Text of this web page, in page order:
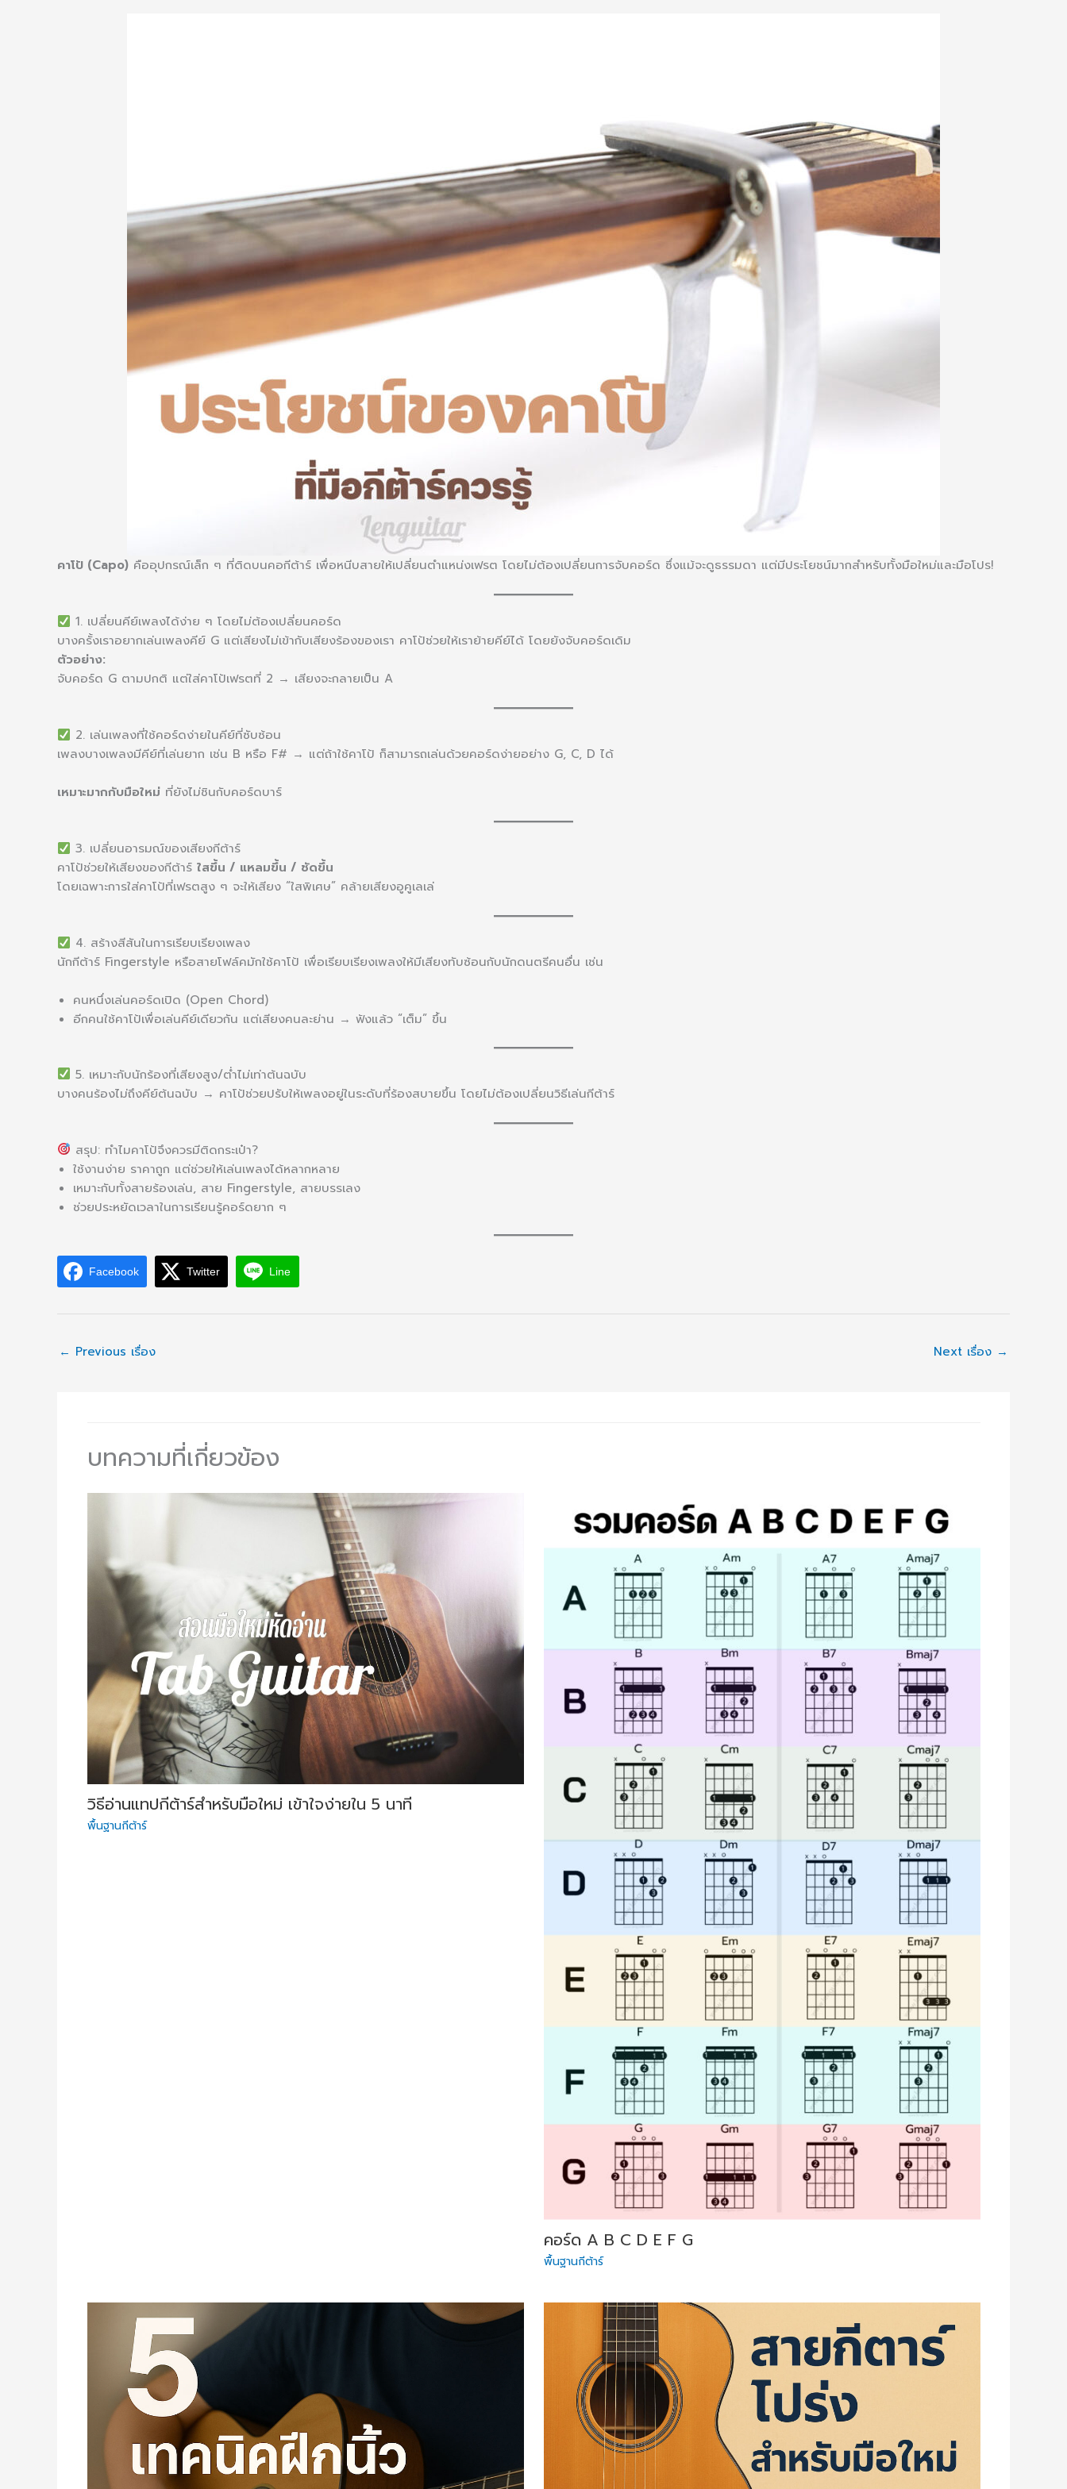
คาโป้ (Capo) คืออุปกรณ์เล็ก ๆ ที่ติดบนคอกีต้าร์ เพื่อหนีบสายให้เปลี่ยนตำแหน่งเฟรต โดยไม่ต้องเปลี่ยนการจับคอร์ด ซึ่งแม้จะดูธรรมดา แต่มีประโยชน์มากสำหรับทั้งมือใหม่และมือโปร!
1. เปลี่ยนคีย์เพลงได้ง่าย ๆ โดยไม่ต้องเปลี่ยนคอร์ด
บางครั้งเราอยากเล่นเพลงคีย์ G แต่เสียงไม่เข้ากับเสียงร้องของเรา คาโป้ช่วยให้เราย้ายคีย์ได้ โดยยังจับคอร์ดเดิม
ตัวอย่าง:
จับคอร์ด G ตามปกติ แต่ใส่คาโป้เฟรตที่ 2 → เสียงจะกลายเป็น A
2. เล่นเพลงที่ใช้คอร์ดง่ายในคีย์ที่ซับซ้อน
เพลงบางเพลงมีคีย์ที่เล่นยาก เช่น B หรือ F# → แต่ถ้าใช้คาโป้ ก็สามารถเล่นด้วยคอร์ดง่ายอย่าง G, C, D ได้
เหมาะมากกับมือใหม่ ที่ยังไม่ชินกับคอร์ดบาร์
3. เปลี่ยนอารมณ์ของเสียงกีต้าร์
คาโป้ช่วยให้เสียงของกีต้าร์ ใสขึ้น / แหลมขึ้น / ชัดขึ้น
โดยเฉพาะการใส่คาโป้ที่เฟรตสูง ๆ จะให้เสียง “ใสพิเศษ” คล้ายเสียงอูคูเลเล่
4. สร้างสีสันในการเรียบเรียงเพลง
นักกีต้าร์ Fingerstyle หรือสายโฟล์คมักใช้คาโป้ เพื่อเรียบเรียงเพลงให้มีเสียงทับซ้อนกับนักดนตรีคนอื่น เช่น
คนหนึ่งเล่นคอร์ดเปิด (Open Chord)
อีกคนใช้คาโป้เพื่อเล่นคีย์เดียวกัน แต่เสียงคนละย่าน → ฟังแล้ว “เต็ม” ขึ้น
5. เหมาะกับนักร้องที่เสียงสูง/ต่ำไม่เท่าต้นฉบับ
บางคนร้องไม่ถึงคีย์ต้นฉบับ → คาโป้ช่วยปรับให้เพลงอยู่ในระดับที่ร้องสบายขึ้น โดยไม่ต้องเปลี่ยนวิธีเล่นกีต้าร์
สรุป: ทำไมคาโป้จึงควรมีติดกระเป๋า?
ใช้งานง่าย ราคาถูก แต่ช่วยให้เล่นเพลงได้หลากหลาย
เหมาะกับทั้งสายร้องเล่น, สาย Fingerstyle, สายบรรเลง
ช่วยประหยัดเวลาในการเรียนรู้คอร์ดยาก ๆ
Facebook Twitter Line
← Previous เรื่อง Next เรื่อง →
บทความที่เกี่ยวข้อง
วิธีอ่านแทปกีต้าร์สำหรับมือใหม่ เข้าใจง่ายใน 5 นาที
พื้นฐานกีต้าร์
คอร์ด A B C D E F G
พื้นฐานกีต้าร์